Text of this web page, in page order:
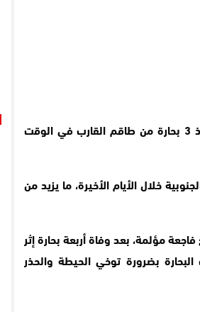
قوارب الصيد التي كانت تبحر بالقرب منه، حيث تمكن البحارة من إنقاذ 3 بحارة من طاقم القارب في الوقت
خلال الأيام الأخيرة، ما يزيد من
مؤلمة، بعد وفاة أربعة بحارة إثر
بضرورة توخي الحيطة والحذر